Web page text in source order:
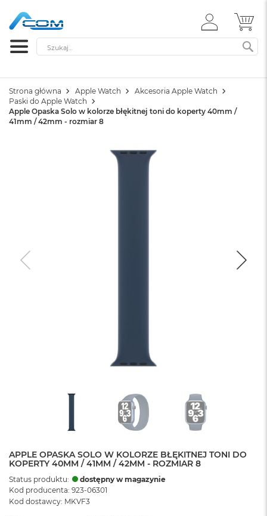
ZALOGUJ
SIĘ
Szukaj
Strona główna Apple Watch
Akcesoria Apple Watch
Paski do Apple Watch
Apple Opaska Solo w kolorze błękitnej toni do koperty 40mm /
41mm / 42mm - rozmiar 8
APPLE OPASKA SOLO W KOLORZE BŁĘKITNEJ TONI DO
KOPERTY 40MM / 41MM / 42MM - ROZMIAR 8
Status produktu:
dostępny w magazynie
Kod producenta: 923-06301
Kod dostawcy: MKVF3